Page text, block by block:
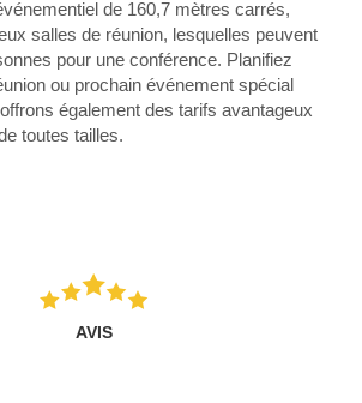
de 160,7 mètres carrés,
salles de réunion, lesquelles peuvent
pour une conférence. Planifiez
ou prochain événement spécial
également des tarifs avantageux
toutes tailles.
AVIS